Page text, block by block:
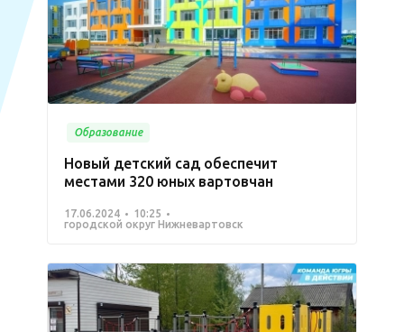
Образование
Новый детский сад обеспечит
местами 320 юных вартовчан
17.06.2024
10:25
городской округ Нижневартовск